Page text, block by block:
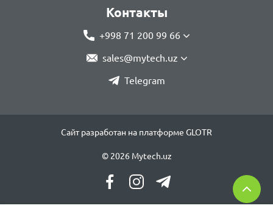
Контакты
+998 71 200 99 66
sales@mytech.uz
Telegram
Сайт разработан на платформе GLOTR
© 2026 Mytech.uz